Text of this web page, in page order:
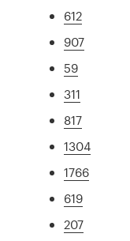
612
907
59
311
817
1304
1766
619
207